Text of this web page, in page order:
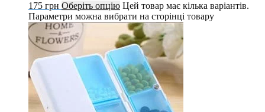
175 грн Оберіть опцію Цей товар має кілька варіантів.
Параметри можна вибрати на сторінці товару